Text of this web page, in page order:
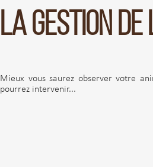
LA GESTION
Mieux vous saurez observer votre
pourrez intervenir...